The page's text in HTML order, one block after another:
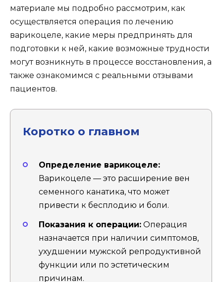
материале мы подробно рассмотрим, как
осуществляется операция по лечению
варикоцеле, какие меры предпринять для
подготовки к ней, какие возможные трудности
могут возникнуть в процессе восстановления, а
также ознакомимся с реальными отзывами
пациентов.
Коротко о главном
Определение варикоцеле:
Варикоцеле — это расширение вен
семенного канатика, что может
привести к бесплодию и боли.
Показания к операции: Операция
назначается при наличии симптомов,
ухудшении мужской репродуктивной
функции или по эстетическим
причинам.